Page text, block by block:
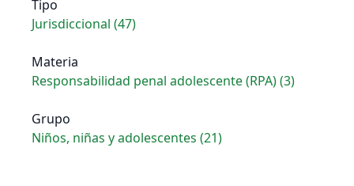
Tipo
Jurisdiccional (47)
Materia
Responsabilidad penal adolescente (RPA) (3)
Grupo
Niños, niñas y adolescentes (21)